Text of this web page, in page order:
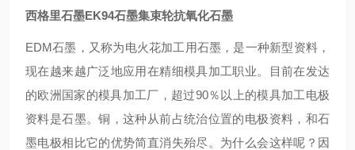
西格里石墨EK94石墨集束轮抗氧化石墨
EDM石墨，又称为电火花加工用石墨，是一种新型资料，
现在越来越广泛地应用在精细模具加工职业。目前在发达
的欧洲国家的模具加工厂，超过90％以上的模具加工电极
资料是石墨。铜，这种从前占统治位置的电极资料，和石
墨电极相比它的优势简直消失殆尽。为什么会这样呢？因